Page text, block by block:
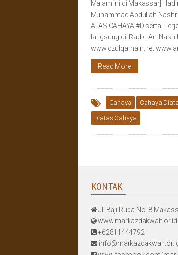
Malam ini di Makassar]
Muhammad Abdullah Nashr
ATAS CAHAYA #‎Disertai
langsung di: Radio An-
www.dzulqarnain.net
Read More
Cahaya Cahaya
Diatas Cahaya
KONTAK
Jl. Baji Rupa No. 8
www.markazdakwah.or.id
+62811444792